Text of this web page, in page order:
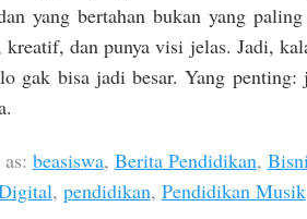
yang bertahan bukan yang
kreatif, dan punya visi jelas. Jadi,
gak bisa jadi besar. Yang
beasiswa, Berita Pendidikan,
, pendidikan, Pendidikan Musik